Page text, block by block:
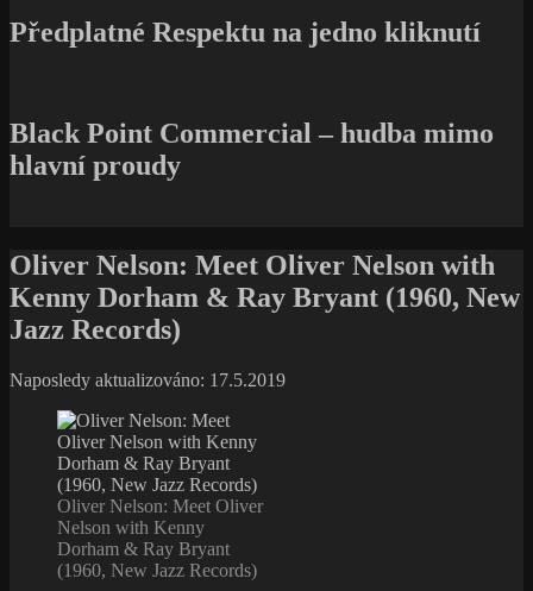
Předplatné Respektu na jedno kliknutí
Black Point Commercial – hudba mimo
hlavní proudy
Oliver Nelson: Meet Oliver Nelson with
Kenny Dorham & Ray Bryant (1960, New
Jazz Records)
Naposledy aktualizováno: 17.5.2019
Oliver Nelson: Meet Oliver
Nelson with Kenny
Dorham & Ray Bryant
(1960, New Jazz Records)